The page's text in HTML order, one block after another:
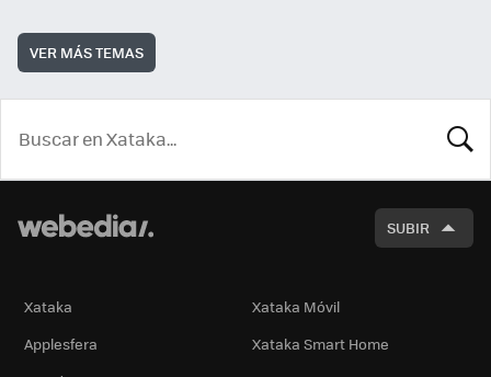
VER MÁS TEMAS
SUBIR
Xataka
Xataka Móvil
Applesfera
Xataka Smart Home